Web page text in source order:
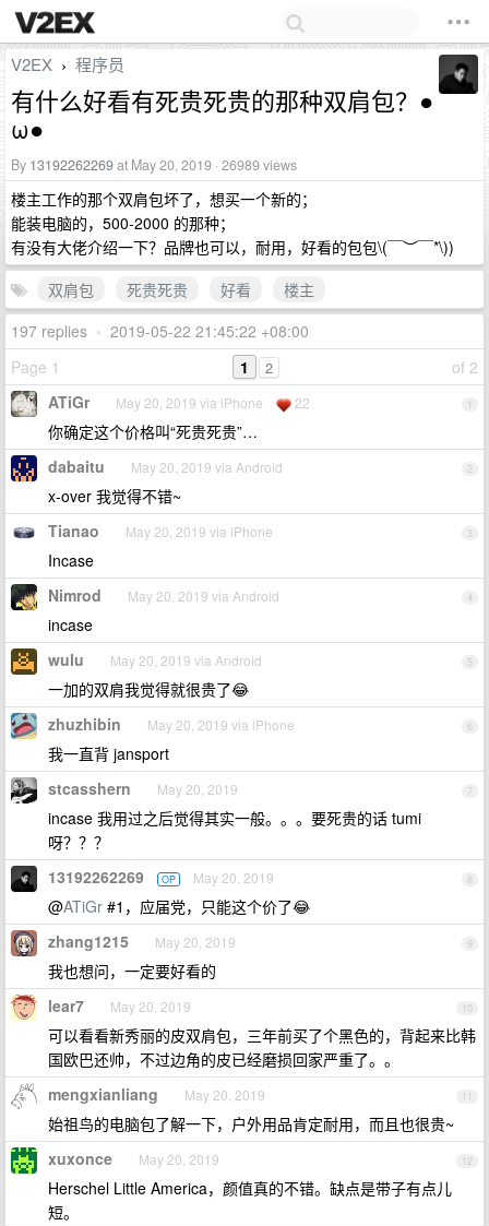
V2EX › 程序员
有什么好看有死贵死贵的那种双肩包？●
ω●
By 13192262269at May 20, 2019 · 26989 views
楼主工作的那个双肩包坏了，想买一个新的；
能装电脑的，500-2000 的那种；
有没有大佬介绍一下？品牌也可以，耐用，好看的包包\(￣︶￣*\))
双肩包
死贵死贵 好看
楼主
197 replies • 2019-05-22 21:45:22 +08:00
Page 1
of 2
1 2
1
ATiGr May 20, 2019 via iPhone 22
你确定这个价格叫“死贵死贵”…
2
dabaitu May 20, 2019 via Android
x-over 我觉得不错~
3
Tianao May 20, 2019 via iPhone
Incase
4
Nimrod May 20, 2019 via Android
incase
5
wulu May 20, 2019 via Android
一加的双肩我觉得就很贵了😂
6
zhuzhibin May 20, 2019 via iPhone
我一直背 jansport
7
stcasshern May 20, 2019
incase 我用过之后觉得其实一般。。。要死贵的话 tumi
呀？？？
8
13192262269 OP May 20, 2019
@ATiGr #1，应届党，只能这个价了😂
9
zhang1215 May 20, 2019
我也想问，一定要好看的
10
lear7 May 20, 2019
可以看看新秀丽的皮双肩包，三年前买了个黑色的，背起来比韩
国欧巴还帅，不过边角的皮已经磨损回家严重了。。
11
mengxianliang May 20, 2019
始祖鸟的电脑包了解一下，户外用品肯定耐用，而且也很贵~
12
xuxonce May 20, 2019
Herschel Little America，颜值真的不错。缺点是带子有点儿
短。